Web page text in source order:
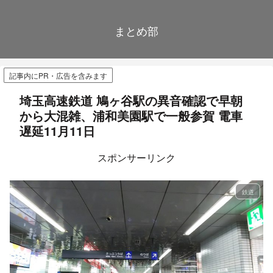
まとめ部
記事内にPR・広告を含みます
埼玉高速鉄道 鳩ヶ谷駅の異音確認で早朝
から大混雑、浦和美園駅で一般参賀 電車
遅延11月11日
スポンサーリンク